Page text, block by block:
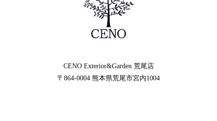
CENO Exterior&Garden荒尾店
〒864-0004 熊本県荒尾市宮内1004